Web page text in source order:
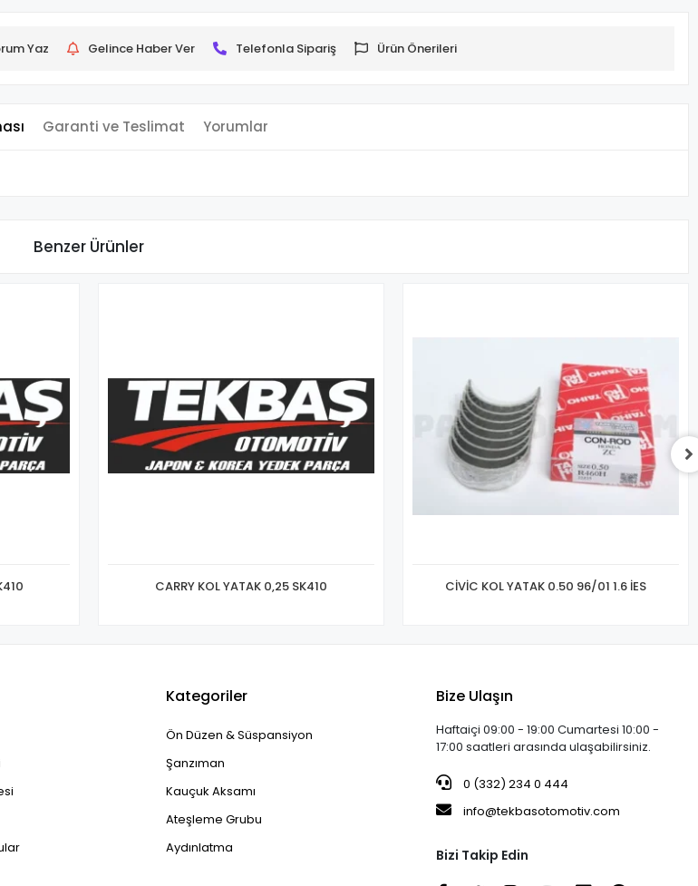
Yaz Gelince Haber Ver Telefonla Sipariş Ürün Önerileri
Garanti ve Teslimat Yorumlar
Benzer Ürünler
CARRY KOL YATAK 0,25 SK410 CİVİC KOL YATAK 0.50 96/01 1.6 İES
Kategoriler
Ön Düzen & Süspansiyon
Şanzıman
Kauçuk Aksamı
Ateşleme Grubu
Aydınlatma
Bize Ulaşın
Haftaiçi 09:00 - 19:00 Cumartesi 10:00 -
17:00 saatleri arasında ulaşabilirsiniz.
0 (332) 234 0 444
info@tekbasotomotiv.com
Bizi Takip Edin